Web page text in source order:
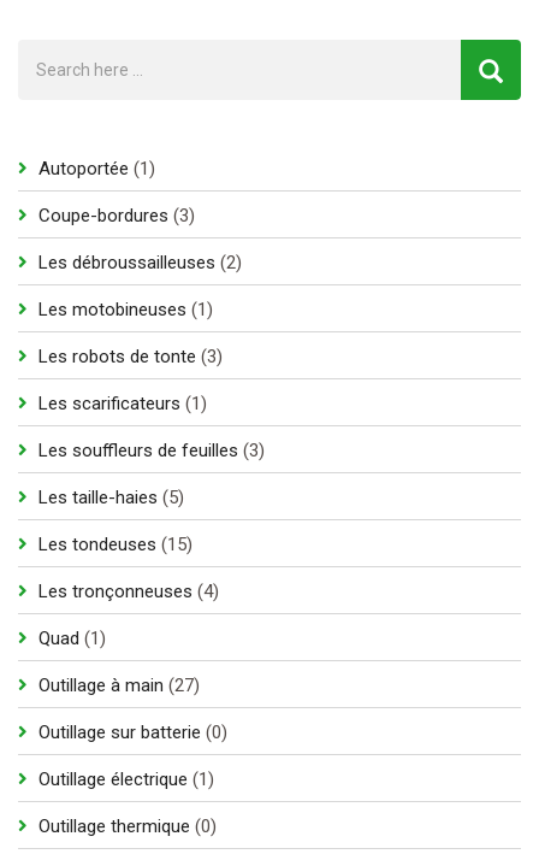
Autoportée 11
Coupe-bordures 33
Les débroussailleuses 22
Les motobineuses 11
Les robots de tonte 33
Les scarificateurs 11
Les souffleurs de feuilles 33
Les taille-haies 55
Les tondeuses 1515
Les tronçonneuses 44
Quad 11
Outillage à main 2727
Outillage sur batterie 00
Outillage électrique 11
Outillage thermique 00